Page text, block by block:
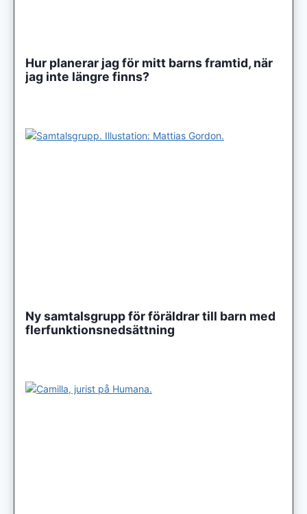
Hur planerar jag för mitt barns framtid, när
jag inte längre finns?
Ny samtalsgrupp för föräldrar till barn med
flerfunktionsnedsättning